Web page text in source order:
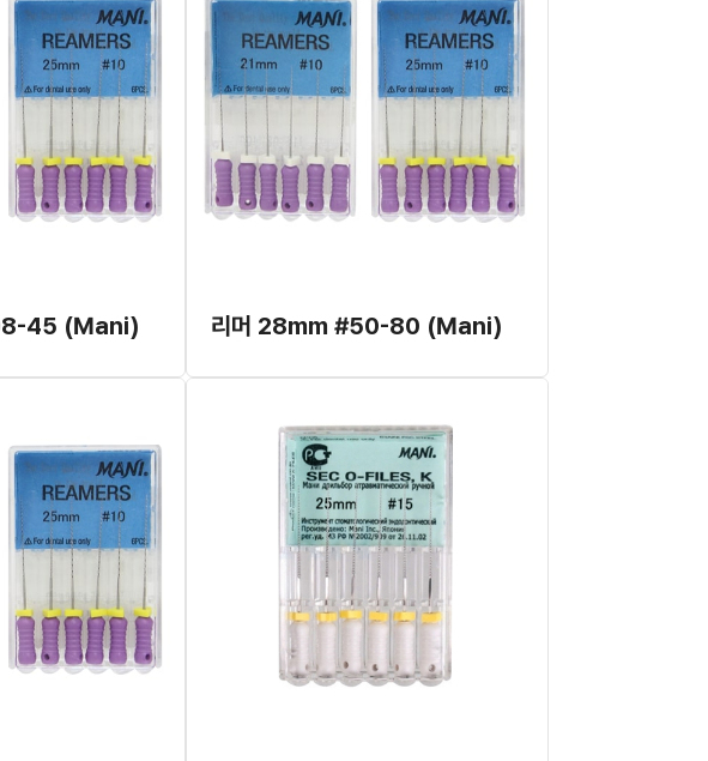
45 (Mani) 리머 28mm #50-80 (Mani)